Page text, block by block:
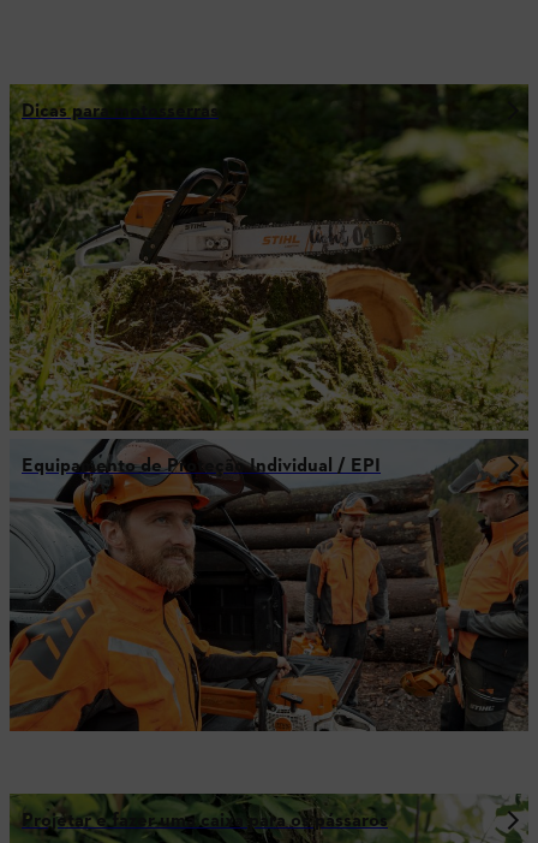
Dicas para motosserras
Equipamento de Proteção Individual / EPI
Projetar e fazer uma caixa para os pássaros